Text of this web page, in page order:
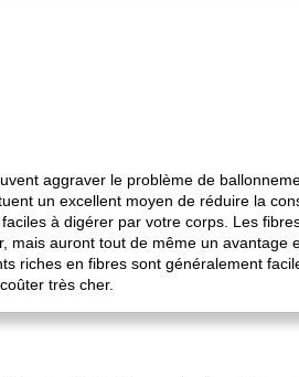
aggraver le problème de
un excellent moyen de réduire la
à digérer par votre corps. Les
mais auront tout de même un
riches en fibres sont généralement
très cher.